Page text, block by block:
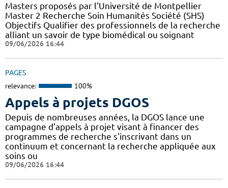
Masters proposés par l'Université de Montpellier
Master 2 Recherche Soin Humanités Société (SHS)
Objectifs Qualifier des professionnels de la recherche
alliant un savoir de type biomédical ou soignant
09/06/2026 16:44
PAGES
relevance: 100%
Appels à projets DGOS
Depuis de nombreuses années, la DGOS lance une
campagne d'appels à projet visant à financer des
programmes de recherche s'inscrivant dans un
continuum et concernant la recherche appliquée aux
soins ou
09/06/2026 16:44